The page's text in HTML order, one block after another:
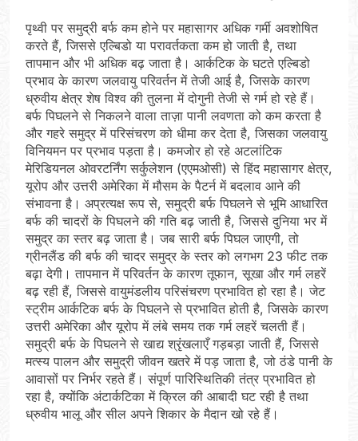
पृथ्वी पर समुद्री बर्फ कम होने पर महासागर अधिक गर्मी अवशोषित
करते हैं, जिससे एल्बिडो या परावर्तकता कम हो जाती है, तथा
तापमान और भी अधिक बढ़ जाता है। आर्कटिक के घटते एल्बिडो
प्रभाव के कारण जलवायु परिवर्तन में तेजी आई है, जिसके कारण
ध्रुवीय क्षेत्र शेष विश्व की तुलना में दोगुनी तेजी से गर्म हो रहे हैं।
बर्फ पिघलने से निकलने वाला ताज़ा पानी लवणता को कम करता है
और गहरे समुद्र में परिसंचरण को धीमा कर देता है, जिसका जलवायु
विनियमन पर प्रभाव पड़ता है। कमजोर हो रहे अटलांटिक
मेरिडियनल ओवरटर्निंग सर्कुलेशन (एएमओसी) से हिंद महासागर क्षेत्र,
यूरोप और उत्तरी अमेरिका में मौसम के पैटर्न में बदलाव आने की
संभावना है। अप्रत्यक्ष रूप से, समुद्री बर्फ पिघलने से भूमि आधारित
बर्फ की चादरों के पिघलने की गति बढ़ जाती है, जिससे दुनिया भर में
समुद्र का स्तर बढ़ जाता है। जब सारी बर्फ पिघल जाएगी, तो
ग्रीनलैंड की बर्फ की चादर समुद्र के स्तर को लगभग 23 फीट तक
बढ़ा देगी। तापमान में परिवर्तन के कारण तूफान, सूखा और गर्म लहरें
बढ़ रही हैं, जिससे वायुमंडलीय परिसंचरण प्रभावित हो रहा है। जेट
स्ट्रीम आर्कटिक बर्फ के पिघलने से प्रभावित होती है, जिसके कारण
उत्तरी अमेरिका और यूरोप में लंबे समय तक गर्म लहरें चलती हैं।
समुद्री बर्फ के पिघलने से खाद्य श्रृंखलाएँ गड़बड़ा जाती हैं, जिससे
मत्स्य पालन और समुद्री जीवन खतरे में पड़ जाता है, जो ठंडे पानी के
आवासों पर निर्भर रहते हैं। संपूर्ण पारिस्थितिकी तंत्र प्रभावित हो
रहा है, क्योंकि अंटार्कटिका में क्रिल की आबादी घट रही है तथा
ध्रुवीय भालू और सील अपने शिकार के मैदान खो रहे हैं।